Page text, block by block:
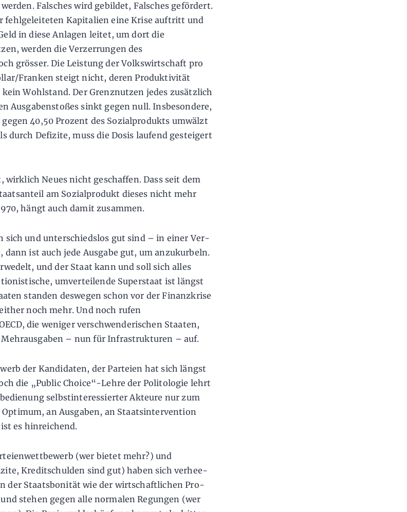
Falsches wird gebildet, Falsches gefördert.
fehlgeleiteten Kapitalien eine Krise auftritt und
in diese Anlagen leitet, um dort die
werden die Verzerrungen des
grösser. Die Leistung der Volkswirtschaft pro
Franken steigt nicht, deren Produktivität
Wohlstand. Der Grenznutzen jedes zusätzlich
Ausgabenstoßes sinkt gegen null. Insbesondere,
40,50 Prozent des Sozialprodukts umwälzt
durch Defizite, muss die Dosis laufend gesteigert
wirklich Neues nicht geschaffen. Dass seit dem
am Sozialprodukt dieses nicht mehr
hängt auch damit zusammen.
sich und unterschiedslos gut sind – in einer Ver­
ist auch jede Ausgabe gut, um anzukurbeln.
und der Staat kann und soll sich alles
umverteilende Superstaat ist längst
standen deswegen schon vor der Finanzkrise
noch mehr. Und noch rufen
die weniger verschwenderischen Staaten,
– nun für Infrastrukturen – auf.
der Kandidaten, der Parteien hat sich längst
die „Public Choice“-Lehre der Politologie lehrt
selbstinteressierter Akteure nur zum
an Ausgaben, an Staatsintervention
es hinreichend.
(wer bietet mehr?) und
Kreditschulden sind gut) haben sich verhee­
der Staatsbonität wie der wirtschaftlichen Pro­
stehen gegen alle normalen Regungen (wer